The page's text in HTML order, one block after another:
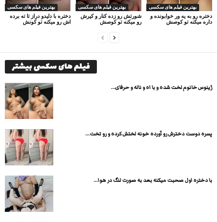
بهترین فیلم های سکسی
دختره با دلیدو دراز تا ته برده
اش رو میکنه تو کونش
بهترین فیلم های سکسی
شورتش رو زده کنار و کیرش
رو میکنه تو کوصش
بهترین فیلم های سکسی
دختره رو به یه ور خوابونده و
داره میکنه تو کوصش
فیلم های سکسی بیشتر
ژینوس خانوم لخت شده و با اه و ناله و حرفای...
پسره دوست دخترش رو آورده خونه لختش کرده و رو تخت...
با دختره اول صحبت میکنه بعد به صورت لنگ در هوا...